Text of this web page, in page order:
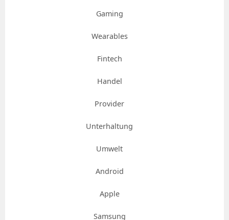
Gaming
Wearables
Fintech
Handel
Provider
Unterhaltung
Umwelt
Android
Apple
Samsung